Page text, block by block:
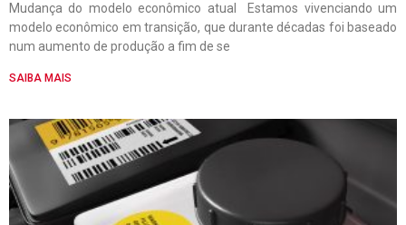
Mudança do modelo econômico atual Estamos vivenciando um
modelo econômico em transição, que durante décadas foi baseado
num aumento de produção a fim de se
SAIBA MAIS